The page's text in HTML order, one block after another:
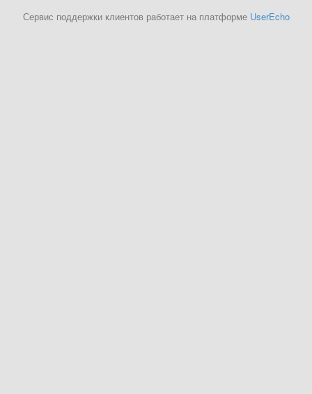
Сервис поддержки клиентов работает на платформе UserEcho